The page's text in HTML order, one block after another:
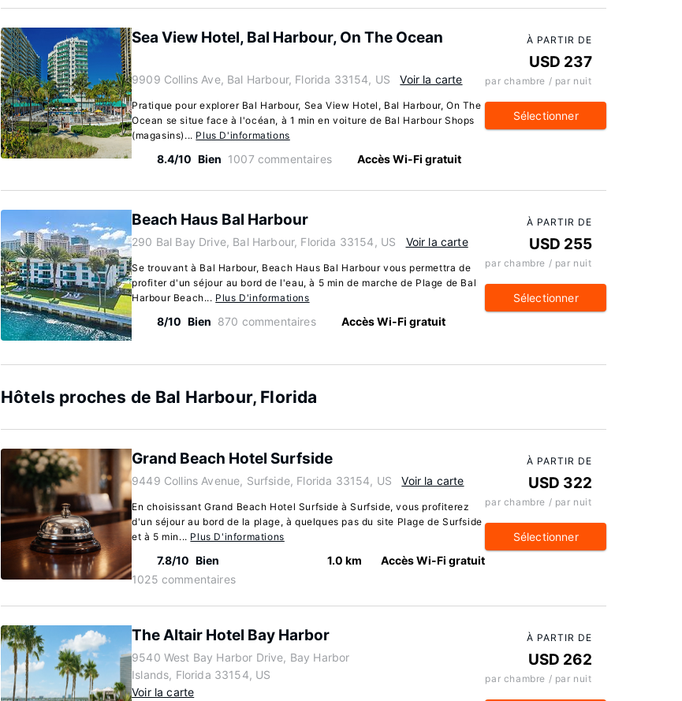
Sea View Hotel, Bal Harbour, On The Ocean
9909 Collins Ave, Bal Harbour, Florida 33154, US Voir la carte
Pratique pour explorer Bal Harbour, Sea View Hotel, Bal Harbour, On The
Ocean se situe face à l'océan, à 1 min en voiture de Bal Harbour Shops
(magasins)... Plus D'informations
8.4/10 Bien 1007 commentaires Accès Wi-Fi gratuit
À PARTIR DE
USD 237
par chambre / par nuit
Sélectionner
Beach Haus Bal Harbour
290 Bal Bay Drive, Bal Harbour, Florida 33154, US Voir la carte
Se trouvant à Bal Harbour, Beach Haus Bal Harbour vous permettra de
profiter d'un séjour au bord de l'eau, à 5 min de marche de Plage de Bal
Harbour Beach... Plus D'informations
8/10 Bien 870 commentaires Accès Wi-Fi gratuit
À PARTIR DE
USD 255
par chambre / par nuit
Sélectionner
Hôtels proches de Bal Harbour, Florida
Grand Beach Hotel Surfside
9449 Collins Avenue, Surfside, Florida 33154, US Voir la carte
En choisissant Grand Beach Hotel Surfside à Surfside, vous profiterez
d'un séjour au bord de la plage, à quelques pas du site Plage de Surfside
et à 5 min... Plus D'informations
7.8/10 Bien
1025 commentaires
1.0 km Accès Wi-Fi gratuit
À PARTIR DE
USD 322
par chambre / par nuit
Sélectionner
The Altair Hotel Bay Harbor
9540 West Bay Harbor Drive, Bay Harbor
Islands, Florida 33154, US
Voir la carte
À PARTIR DE
USD 262
par chambre / par nuit